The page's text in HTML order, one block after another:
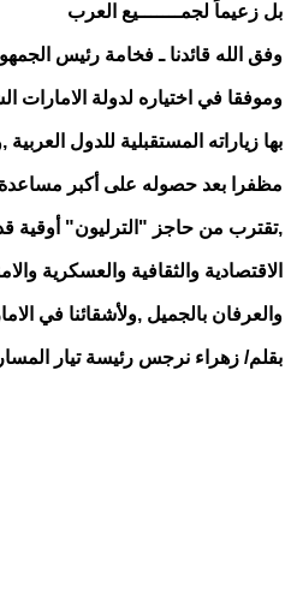
بل زعيماً لجمـــــــيع العرب
وفق الله قائدنا ـ فخامة رئيس
وموفقا في اختياره لدولة الامارات
بها زياراته المستقبلية للدول
مظفرا بعد حصوله على أكبر مساعدة
,تقترب من حاجز "الترليون" أوقية
الاقتصادية والثقافية والعسكرية
والعرفان بالجميل ,ولأشقائنا في
بقلم/ زهراء نرجس رئيسة تيار المسار